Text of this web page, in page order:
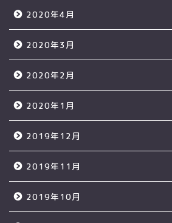
2020年4月
2020年3月
2020年2月
2020年1月
2019年12月
2019年11月
2019年10月